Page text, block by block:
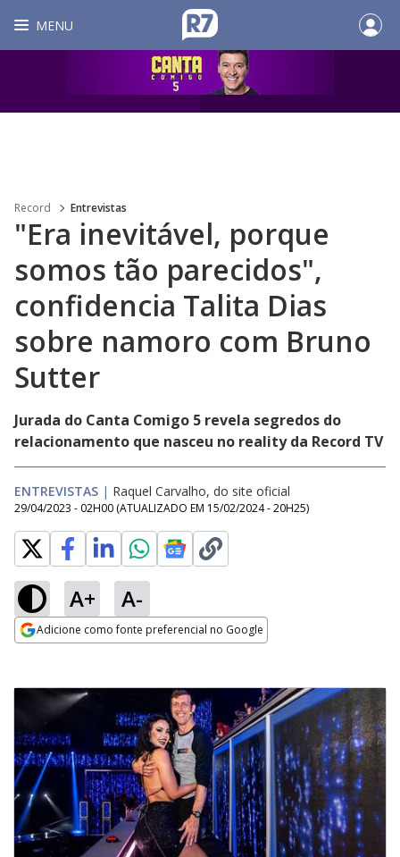
MENU
Record Entrevistas
"Era inevitável, porque
somos tão parecidos",
confidencia Talita Dias
sobre namoro com Bruno
Sutter
Jurada do Canta Comigo 5 revela segredos do
relacionamento que nasceu no reality da Record TV
ENTREVISTAS | Raquel Carvalho, do site oficial
29/04/2023 - 02H00 (ATUALIZADO EM 15/02/2024 - 20H25)
A+ A-
Adicione como fonte preferencial no Google